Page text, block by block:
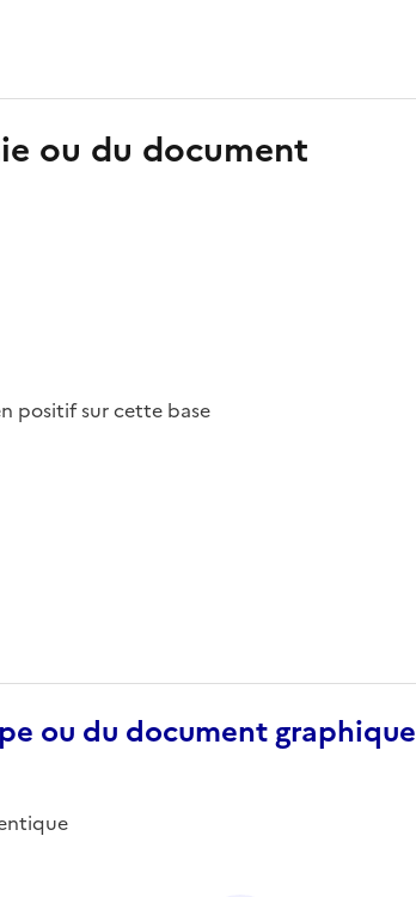
ou du document
positif sur cette base
ou du document graphique